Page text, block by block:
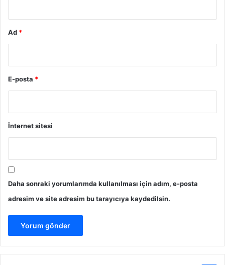
Ad *
E-posta *
İnternet sitesi
Daha sonraki yorumlarımda kullanılması için adım, e-posta
adresim ve site adresim bu tarayıcıya kaydedilsin.